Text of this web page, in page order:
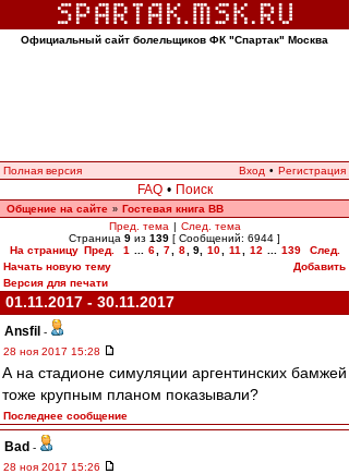
Официальный сайт болельщиков ФК "Спартак" Москва
Полная версия Вход • Регистрация
FAQ • Поиск
Общение на сайте » Гостевая книга ВВ
Пред. тема | След. тема
Страница 9 из 139 [ Сообщений: 6944 ]
На страницу Пред. 1 6 7 8 9, 10 11 12 139
След.
Начать новую тему
Добавить
Версия для печати
01.11.2017 - 30.11.2017
Ansfil -
28 ноя 2017 15:28
А на стадионе симуляции аргентинских бамжей
тоже крупным планом показывали?
Последнее сообщение
Bad -
28 ноя 2017 15:26